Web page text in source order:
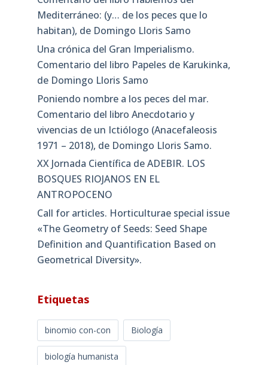
Mediterráneo: (y… de los peces que lo
habitan), de Domingo Lloris Samo
Una crónica del Gran Imperialismo.
Comentario del libro Papeles de Karukinka,
de Domingo Lloris Samo
Poniendo nombre a los peces del mar.
Comentario del libro Anecdotario y
vivencias de un Ictiólogo (Anacefaleosis
1971 – 2018), de Domingo Lloris Samo.
XX Jornada Científica de ADEBIR. LOS
BOSQUES RIOJANOS EN EL
ANTROPOCENO
Call for articles. Horticulturae special issue
«The Geometry of Seeds: Seed Shape
Definition and Quantification Based on
Geometrical Diversity»​.
Etiquetas
binomio con-con Biología
biología humanista